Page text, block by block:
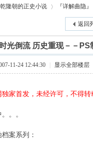
隆朝的正史小说
›
『详解曲隐』
返回
时光倒流 历史重现－－
11-24 12:44:30 显示全部楼层
独家首发，未经许可，不得
。。
案系列：